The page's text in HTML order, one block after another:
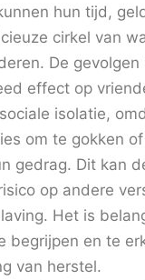
hun tijd,
cirkel van
De gevolgen
effect op
isolatie,
om te gokken
gedrag. Dit kan
op andere
Het is
begrijpen en te
van herstel.